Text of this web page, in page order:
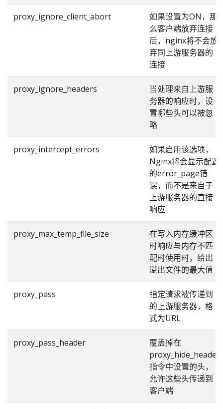
proxy_ignore_client_abort
如果设置为ON，那
么客户端放弃连接
后，nginx将不会放
弃同上游服务器的
连接
proxy_ignore_headers
当处理来自上游服
务器的响应时，设
置哪些头可以被忽
略
proxy_intercept_errors
如果启用该选项，
Nginx将会显示配置
的error_page错
误，而不是来自于
上游服务器的直接
响应
proxy_max_temp_file_size
在写入内存缓冲区
时响应与内存不匹
配时使用时，给出
溢出文件的最大值
proxy_pass
指定请求被传递到
的上游服务器，格
式为URL
proxy_pass_header
覆盖掉在
proxy_hide_header
指令中设置的头，
允许这些头传递到
客户端